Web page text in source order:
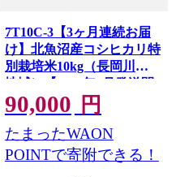
7T10C-3【3ヶ月連続お届
け】北魚沼産コシヒカリ特
別栽培米10kg（長岡川口
地域）【2026年8月発送開
始】
90,000 円
たまったWAON
POINTで寄附できる！